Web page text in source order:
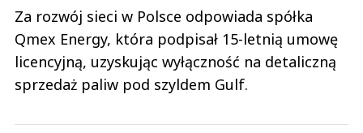
Za rozwój sieci w Polsce odpowiada spółka
Qmex Energy, która podpisał 15-letnią umowę
licencyjną, uzyskując wyłączność na detaliczną
sprzedaż paliw pod szyldem Gulf.